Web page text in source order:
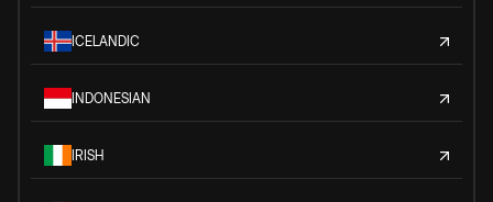
ICELANDIC
INDONESIAN
IRISH